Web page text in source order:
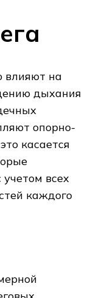
влияют на
дыхания
опорно-
касается
всех
каждого